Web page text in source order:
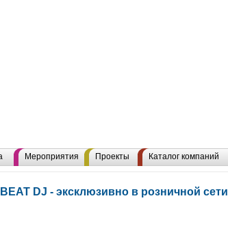
Мероприятия Проекты Каталог компаний
DJ - эксклюзивно в розничной сети